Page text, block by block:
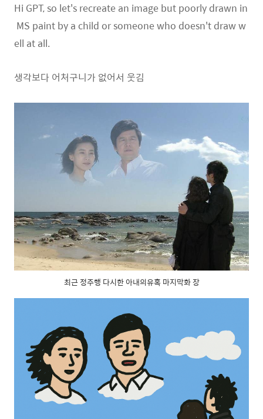
Hi GPT, so let's recreate an image but poorly drawn in
MS paint by a child or someone who doesn't draw w
ell at all.
생각보다 어처구니가 없어서 웃김
최근 정주행 다시한 아내의유혹 마지막화 장